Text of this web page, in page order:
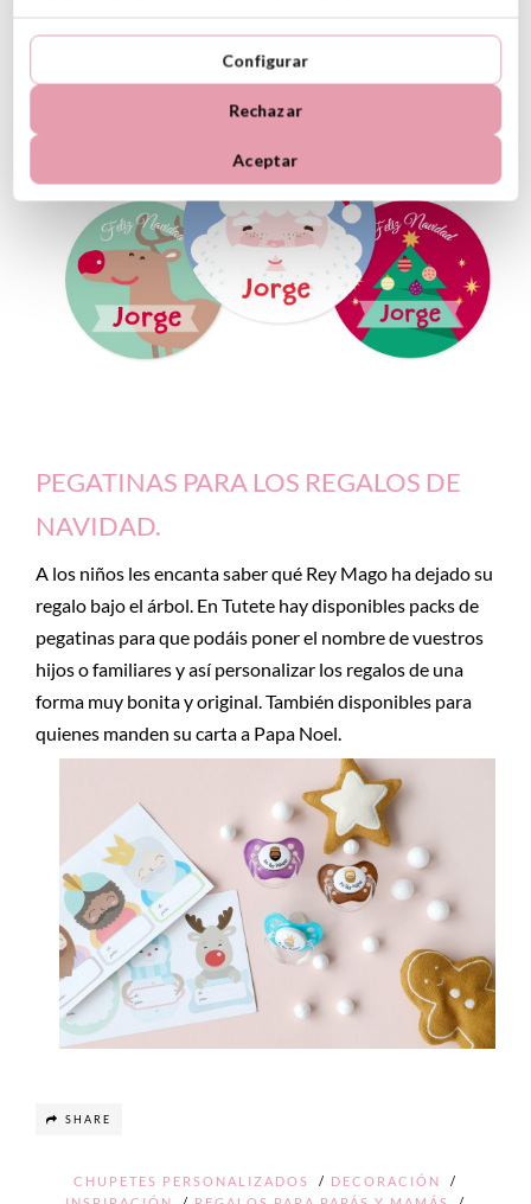
PEGATINAS PARA LOS REGALOS DE
NAVIDAD.
A los niños les encanta saber qué Rey Mago ha dejado su
regalo bajo el árbol. En Tutete hay disponibles packs de
pegatinas para que podáis poner el nombre de vuestros
hijos o familiares y así personalizar los regalos de una
forma muy bonita y original. También disponibles para
quienes manden su carta a Papa Noel.
SHARE
CHUPETES PERSONALIZADOS / DECORACIÓN
/
Configurar
Rechazar
Aceptar